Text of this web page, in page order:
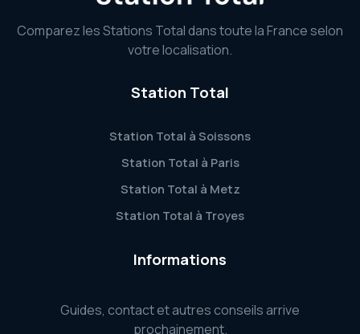
Comparez les Stations Total dans toute la France selon
votre localisation.
Station Total
Station Total à Soissons
Station Total à Paris
Station Total à Metz
Station Total à Troyes
Informations
Guides, contact et autres conseils arrive
prochainement.